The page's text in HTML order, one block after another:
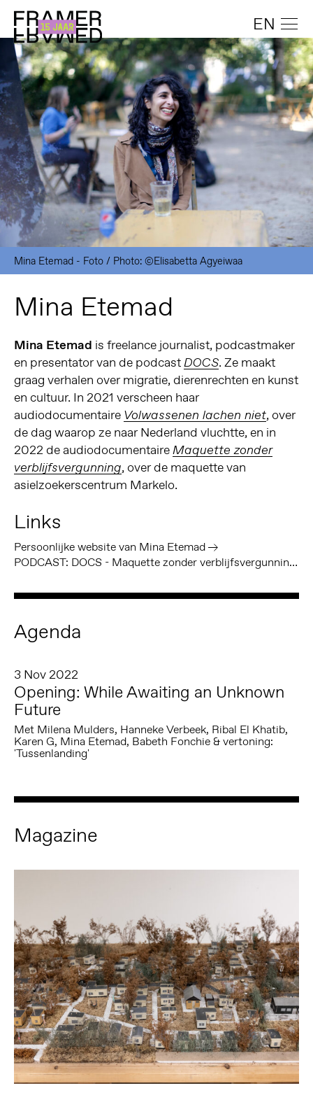
EN
Mina Etemad - Foto / Photo: ©Elisabetta Agyeiwaa
Mina Etemad
Mina Etemad is freelance journalist, podcastmaker
en presentator van de podcastDOCS. Ze maakt
graag verhalen over migratie, dierenrechten en kunst
en cultuur. In 2021 verscheen haar
audiodocumentaire Volwassenen lachen niet, over
de dag waarop ze naar Nederland vluchtte, en in
2022 de audiodocumentaireMaquette zonder
verblijfsvergunning, over de maquette van
asielzoekerscentrum Markelo.
Links
Persoonlijke website van Mina Etemad
PODCAST: DOCS - Maquette zonder verblijfsvergunning
Agenda
3 Nov 2022
Opening: While Awaiting an Unknown
Future
Met Milena Mulders, Hanneke Verbeek, Ribal El Khatib,
Karen G, Mina Etemad, Babeth Fonchie & vertoning:
'Tussenlanding'
Magazine